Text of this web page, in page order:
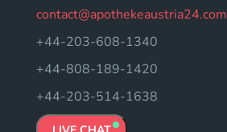
contact@apothekeaustria24.com
+44-203-608-1340
+44-808-189-1420
+44-203-514-1638